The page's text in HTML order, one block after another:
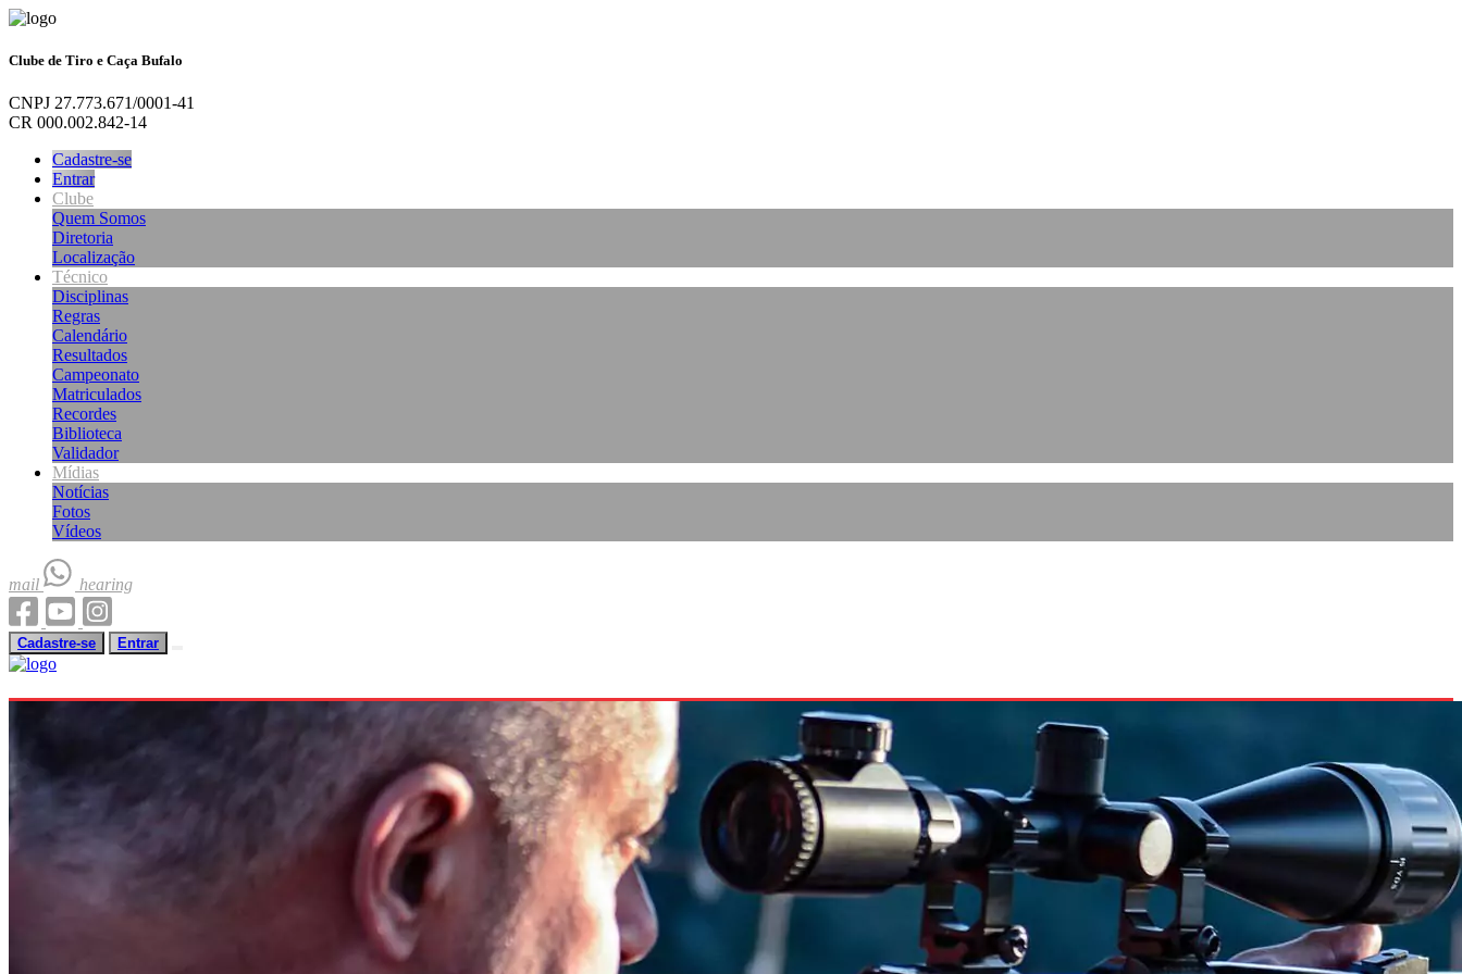
Clube de Tiro e Caça Bufalo
CNPJ 27.773.671/0001-41
CR 000.002.842-14
Cadastre-se
Entrar
Clube
Quem Somos
Diretoria
Localização
Técnico
Disciplinas
Regras
Calendário
Resultados
Campeonato
Matriculados
Recordes
Biblioteca
Validador
Mídias
Notícias
Fotos
Vídeos
mail hearing
Cadastre-se Entrar